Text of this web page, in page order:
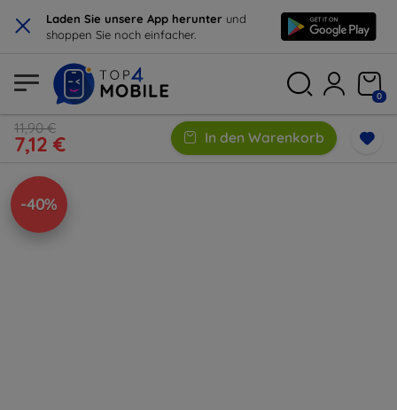
× Laden Sie unsere App herunter und
shoppen Sie noch einfacher.
0
11,90 €
7,12 € In den Warenkorb
-40%